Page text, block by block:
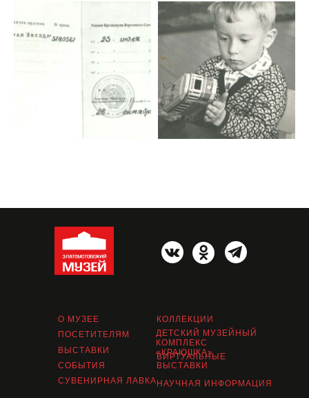
КОЛЛЕКЦИИ
ВИРТУАЛЬНЫЕ
ВЫСТАВКИ
ДЕТСКИЙ МУЗЕЙНЫЙ
КОМПЛЕКС
«КРАЮШКА»
НАУЧНАЯ ИНФОРМАЦИЯ
О МУЗЕЕ
ВЫСТАВКИ
СУВЕНИРНАЯ ЛАВКА
СОБЫТИЯ
ПОСЕТИТЕЛЯМ